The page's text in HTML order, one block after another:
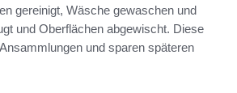
gereinigt, Wäsche gewaschen und
und Oberflächen abgewischt. Diese
und sparen späteren